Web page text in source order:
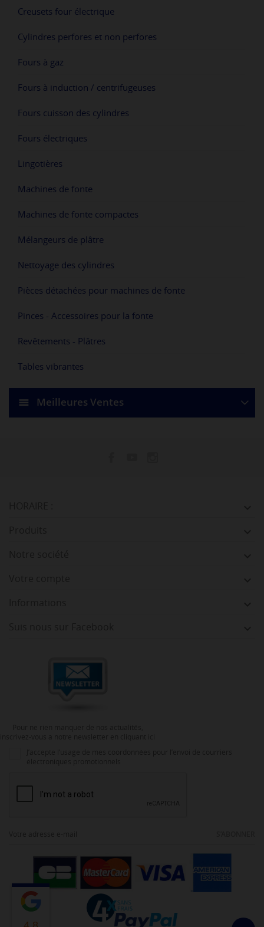
Creusets four électrique
Cylindres perfores et non perfores
Fours à gaz
Fours à induction / centrifugeuses
Fours cuisson des cylindres
Fours électriques
Lingotières
Machines de fonte
Machines de fonte compactes
Mélangeurs de plâtre
Nettoyage des cylindres
Pièces détachées pour machines de fonte
Pinces - Accessoires pour la fonte
Revêtements - Plâtres
Tables vibrantes
Meilleures Ventes